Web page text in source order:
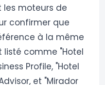
les moteurs de
confirmer que
à la même
listé comme "Hotel
Profile, "Hotel
et "Mirador